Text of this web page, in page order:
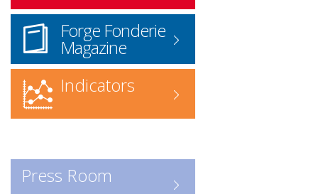
Version papier: disponible sur
demande.
Commander l'annuaire
www.forgefonderie.org/fr/la-
federation/rechercher-une-
entreprise-forge-fonderie/contact
directement à l’annuaire numérique
Consulter les entreprises :
Forge Fonderie
Magazine
Indicators
Press Room